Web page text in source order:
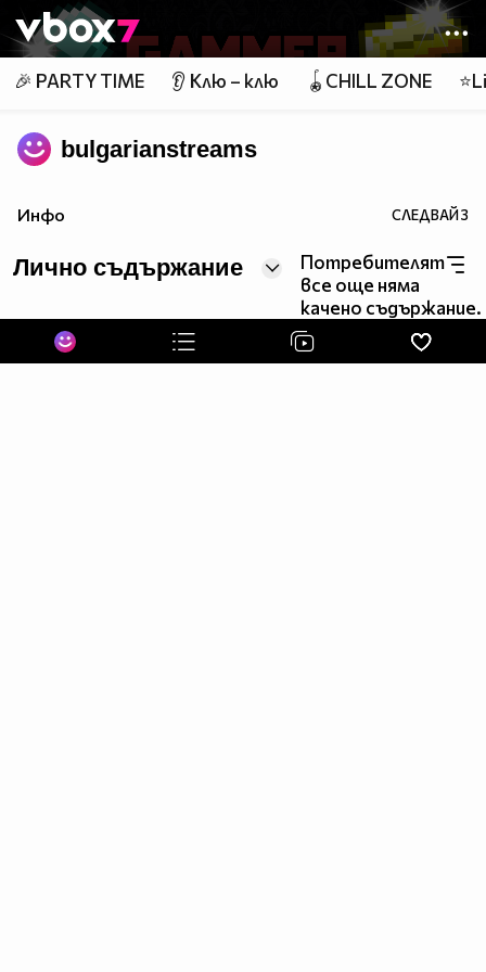
👾
🎉 PARTY TIME 👂 Клю – клю 🪀CHILL ZONE
bulgarianstreams
Инфо СЛЕДВАЙ3
Лично съдържание
Потребителят
все още няма
качено съдържание.